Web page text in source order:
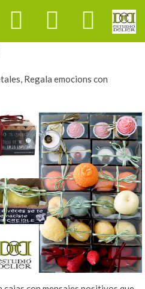
enciende
Regala emocions con